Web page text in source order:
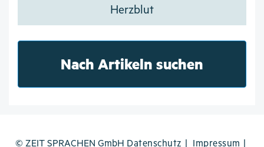
Herzblut
Nach Artikeln suchen
© ZEIT SPRACHEN GmbH Datenschutz Impressum